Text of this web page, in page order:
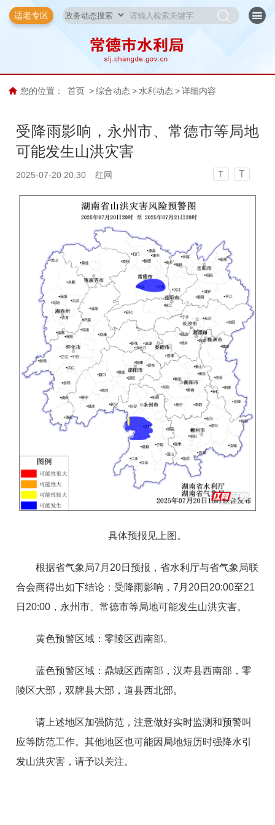
适老专区
您的位置： 首页 > 综合动态 > 水利动态 > 详细内容
受降雨影响，永州市、常德市等局地
可能发生山洪灾害
2025-07-20 20:30 红网 T T
具体预报见上图。
根据省气象局7月20日预报，省水利厅与省气象局联
合会商得出如下结论：受降雨影响，7月20日20:00至21
日20:00，永州市、常德市等局地可能发生山洪灾害。
黄色预警区域：零陵区西南部。
蓝色预警区域：鼎城区西南部，汉寿县西南部，零
陵区大部，双牌县大部，道县西北部。
请上述地区加强防范，注意做好实时监测和预警叫
应等防范工作。其他地区也可能因局地短历时强降水引
发山洪灾害，请予以关注。